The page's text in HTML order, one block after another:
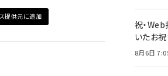
提供元に追加
祝・
いたお祝
8月6日